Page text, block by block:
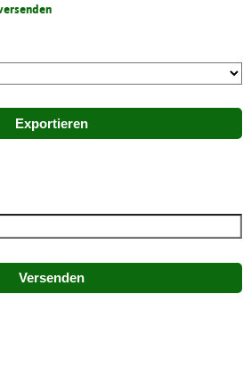
Exportieren
Versenden